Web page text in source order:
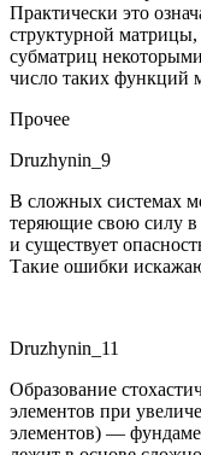
Практически это
структурной матрицы,
субматриц
число таких функций
Прочее
Druzhynin_9
В сложных системах
теряющие свою силу
и существует
Такие ошибки
Druzhynin_11
Образование
элементов при
элементов) —